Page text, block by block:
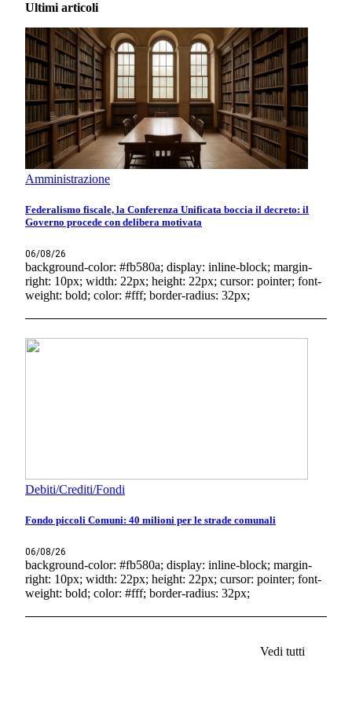
Ultimi articoli
Amministrazione
Federalismo fiscale, la Conferenza Unificata boccia il decreto: il
Governo procede con delibera motivata
06/08/26
background-color: #fb580a; display: inline-block; margin-
right: 10px; width: 22px; height: 22px; cursor: pointer; font-
weight: bold; color: #fff; border-radius: 32px;
Debiti/Crediti/Fondi
Fondo piccoli Comuni: 40 milioni per le strade comunali
06/08/26
background-color: #fb580a; display: inline-block; margin-
right: 10px; width: 22px; height: 22px; cursor: pointer; font-
weight: bold; color: #fff; border-radius: 32px;
Vedi tutti